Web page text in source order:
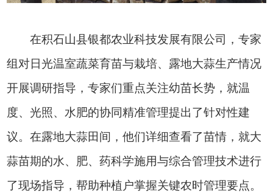
在积石山县银都农业科技发展有限公司，专家
组对日光温室蔬菜育苗与栽培、露地大蒜生产情况
开展调研指导，专家们重点关注幼苗长势，就温
度、光照、水肥的协同精准管理提出了针对性建
议。在露地大蒜田间，他们详细查看了苗情，就大
蒜苗期的水、肥、药科学施用与综合管理技术进行
了现场指导，帮助种植户掌握关键农时管理要点。